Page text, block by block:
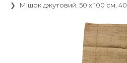
Мішок джутовий, 50 х 100 см,